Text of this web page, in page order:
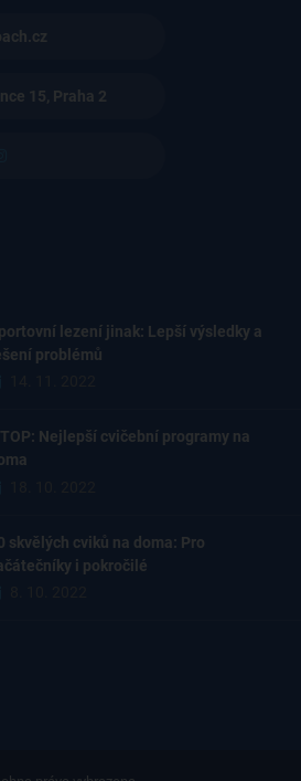
15, Praha 2
lezení jinak: Lepší výsledky a
problémů
Nejlepší cvičební programy na
skvělých cviků na doma: Pro
i pokročilé